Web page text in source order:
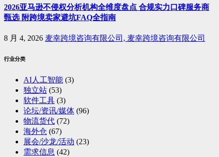
2026亚马逊不侵权分析机构全维度盘点 合规实力口碑服务商
甄选 附跨境卖家避坑FAQ全指南
8 月 4, 2026 麦幸跨境咨询有限公司, 麦幸跨境咨询有限公司
行业分类
AI人工智能 (3)
独立站 (53)
软件工具 (3)
论坛/资讯/媒体 (96)
物流货代 (72)
海外仓 (67)
展会/沙龙/活动 (23)
需求信息 (42)